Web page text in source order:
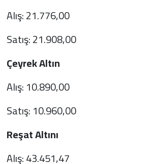
Alış: 21.776,00
Satış: 21.908,00
Çeyrek Altın
Alış: 10.890,00
Satış: 10.960,00
Reşat Altını
Alış: 43.451,47